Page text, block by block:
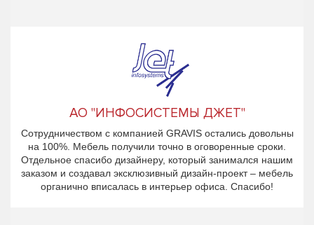
АО "ИНФОСИСТЕМЫ ДЖЕТ"
Сотрудничеством с компанией GRAVIS остались довольны
на 100%. Мебель получили точно в оговоренные сроки.
Отдельное спасибо дизайнеру, который занимался нашим
заказом и создавал эксклюзивный дизайн-проект – мебель
органично вписалась в интерьер офиса. Спасибо!